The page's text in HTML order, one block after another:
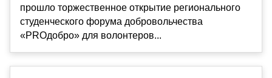
прошло торжественное открытие регионального
студенческого форума добровольчества
«PROдобро» для волонтеров...